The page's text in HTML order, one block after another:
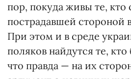
пор, покуда живы те, кто
пострадавшей стороной
При этом и в среде
поляков найдутся те, кто
что правда — на их